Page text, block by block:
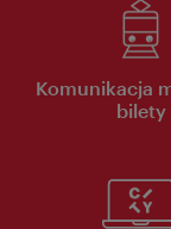
Komunikacja
bilety